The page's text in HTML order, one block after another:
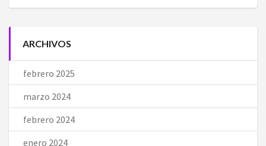
ARCHIVOS
febrero 2025
marzo 2024
febrero 2024
enero 2024